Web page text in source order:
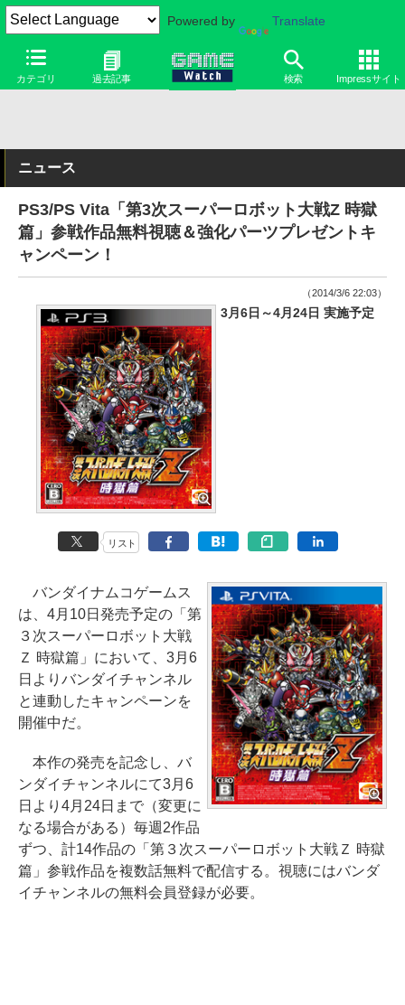
Powered by Translate
カテゴリ 過去記事 検索 Impressサイト
ニュース
PS3/PS Vita「第3次スーパーロボット大戦Z 時獄
篇」参戦作品無料視聴＆強化パーツプレゼントキ
ャンペーン！
（2014/3/6 22:03）
3月6日～4月24日 実施予定
リスト
バンダイナムコゲームス
は、4月10日発売予定の「第
３次スーパーロボット大戦
Ｚ 時獄篇」において、3月6
日よりバンダイチャンネル
と連動したキャンペーンを
開催中だ。
本作の発売を記念し、バ
ンダイチャンネルにて3月6
日より4月24日まで（変更に
なる場合がある）毎週2作品
ずつ、計14作品の「第３次スーパーロボット大戦Ｚ 時獄
篇」参戦作品を複数話無料で配信する。視聴にはバンダ
イチャンネルの無料会員登録が必要。